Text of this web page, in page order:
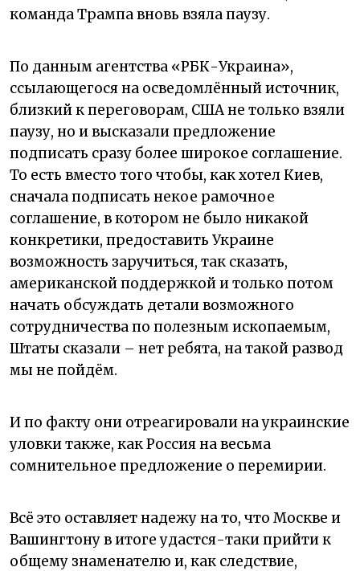
команда Трампа вновь взяла паузу.
По данным агентства «РБК-Украина»,
ссылающегося на осведомлённый источник,
близкий к переговорам, США не только взяли
паузу, но и высказали предложение
подписать сразу более широкое соглашение.
То есть вместо того чтобы, как хотел Киев,
сначала подписать некое рамочное
соглашение, в котором не было никакой
конкретики, предоставить Украине
возможность заручиться, так сказать,
американской поддержкой и только потом
начать обсуждать детали возможного
сотрудничества по полезным ископаемым,
Штаты сказали – нет ребята, на такой развод
мы не пойдём.
И по факту они отреагировали на украинские
уловки также, как Россия на весьма
сомнительное предложение о перемирии.
Всё это оставляет надежу на то, что Москве и
Вашингтону в итоге удастся-таки прийти к
общему знаменателю и, как следствие,